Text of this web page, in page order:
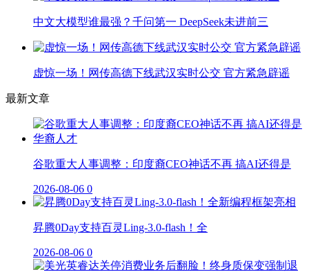
中文大模型谁最强？千问第一 DeepSeek未进前三
虚惊一场！网传高德下线武汉实时公交 官方紧急辟谣
最新文章
谷歌重大人事调整：印度裔CEO神话不再 搞AI还得是
2026-08-06 0
昇腾0Day支持百灵Ling-3.0-flash！全
2026-08-06 0